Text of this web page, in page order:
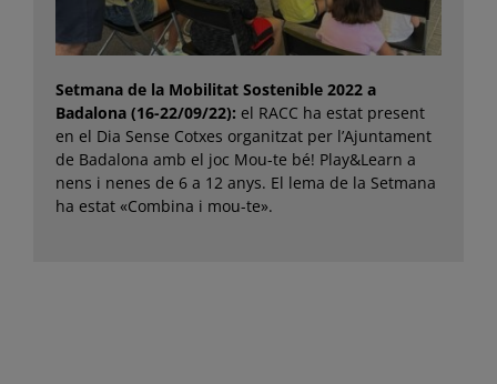
Setmana de la Mobilitat Sostenible 2022 a
Badalona (16-22/09/22): el RACC ha estat present
en el Dia Sense Cotxes organitzat per l’Ajuntament
de Badalona amb el joc Mou-te bé! Play&Learn a
nens i nenes de 6 a 12 anys. El lema de la Setmana
ha estat «Combina i mou-te».